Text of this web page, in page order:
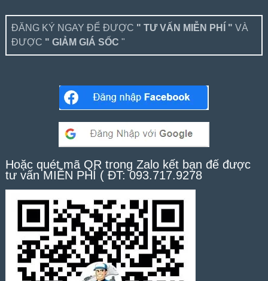
ĐĂNG KÝ NGAY ĐỂ ĐƯỢC " TƯ VẤN MIỄN PHÍ " VÀ
ĐƯỢC " GIẢM GIÁ SỐC "
Hoặc quét mã QR trong Zalo kết bạn để được
tư vấn MIỄN PHÍ ( ĐT: 093.717.9278